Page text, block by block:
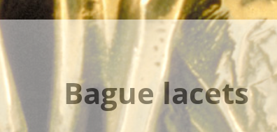
Bague lacets